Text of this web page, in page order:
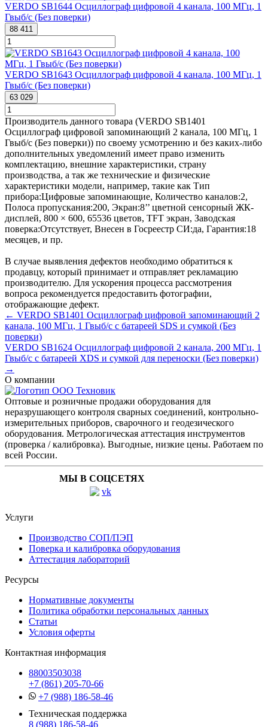
VERDO SB1644 Осциллограф цифровой 4 канала, 100 МГц, 1
Гвыб/с (Без поверки)
88 411
VERDO SB1643 Осциллограф цифровой 4 канала, 100 МГц, 1
Гвыб/с (Без поверки)
63 029
Производитель данного товара (VERDO SB1401
Осциллограф цифровой запоминающий 2 канала, 100 МГц, 1
Гвыб/с (Без поверки)) по своему усмотрению и без каких-либо
дополнительных уведомлений имеет право изменить
комплектацию, внешние характеристики, страну
производства, а так же технические и физические
характеристики модели, например, такие как Тип
прибора:Цифровые запоминающие, Количество каналов:2,
Полоса пропускания:200, Экран:8’’ цветной сенсорный ЖК-
дисплей, 800 × 600, 65536 цветов, TFT экран, Заводская
поверка:Отсутствует, Внесен в Госреестр СИ:да, Гарантия:18
месяцев, и пр.
В случае выявления дефектов необходимо обратиться к
продавцу, который принимает и отправляет рекламацию
производителю. Для ускорения процесса рассмотрения
вопроса рекомендуется предоставить фотографии,
отображающие дефект.
← VERDO SB1401 Осциллограф цифровой запоминающий 2
канала, 100 МГц, 1 Гвыб/с с батареей SDS и сумкой (Без
поверки)
VERDO SB1624 Осциллограф цифровой 2 канала, 200 МГц, 1
Гвыб/с с батареей XDS и сумкой для переноски (Без поверки)
→
О компании
Оптовые и розничные продажи оборудования для
неразрушающего контроля сварных соединений, контрольно-
измерительных приборов, сварочного и геодезического
оборудования. Метрологическая аттестация инструментов
(проверка / калибровка). Выгодные, низкие цены. Работаем по
всей России.
МЫ В СОЦСЕТЯХ
Услуги
Производство СОП/ПЭП
Поверка и калибровка оборудования
Аттестация лабораторий
Ресурсы
Нормативные документы
Политика обработки персональных данных
Статьи
Условия оферты
Контактная информация
88003503038
+7 (861) 205-70-66
+7 (988) 186-58-46
Техническая поддержка
8 (988) 186-58-46